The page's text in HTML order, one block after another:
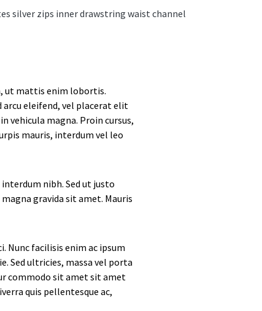
silver zips inner drawstring waist channel
ut mattis enim lobortis.
eleifend, vel placerat elit
vehicula magna. Proin cursus,
mauris, interdum vel leo
nibh. Sed ut justo
gravida sit amet. Mauris
Nunc facilisis enim ac ipsum
Sed ultricies, massa vel porta
commodo sit amet sit amet
quis pellentesque ac,